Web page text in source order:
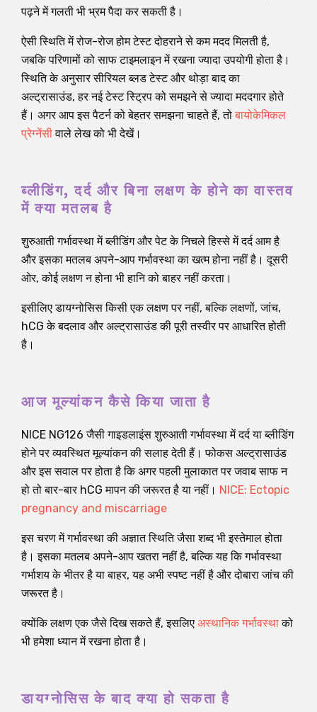
पढ़ने में गलती भी भ्रम पैदा कर सकती है।
ऐसी स्थिति में रोज-रोज होम टेस्ट दोहराने से कम मदद मिलती है,
जबकि परिणामों को साफ टाइमलाइन में रखना ज्यादा उपयोगी होता है।
स्थिति के अनुसार सीरियल ब्लड टेस्ट और थोड़ा बाद का
अल्ट्रासाउंड, हर नई टेस्ट स्ट्रिप को समझने से ज्यादा मददगार होते
हैं। अगर आप इस पैटर्न को बेहतर समझना चाहते हैं, तो बायोकेमिकल
प्रेग्नेंसीवाले लेख को भी देखें।
ब्लीडिंग, दर्द और बिना लक्षण के होने का वास्तव
में क्या मतलब है
शुरुआती गर्भावस्था में ब्लीडिंग और पेट के निचले हिस्से में दर्द आम है
और इसका मतलब अपने-आप गर्भावस्था का खत्म होना नहीं है। दूसरी
ओर, कोई लक्षण न होना भी हानि को बाहर नहीं करता।
इसीलिए डायग्नोसिस किसी एक लक्षण पर नहीं, बल्कि लक्षणों, जांच,
hCG के बदलाव और अल्ट्रासाउंड की पूरी तस्वीर पर आधारित होती
है।
आज मूल्यांकन कैसे किया जाता है
NICE NG126 जैसी गाइडलाइंस शुरुआती गर्भावस्था में दर्द या ब्लीडिंग
होने पर व्यवस्थित मूल्यांकन की सलाह देती हैं। फोकस अल्ट्रासाउंड
और इस सवाल पर होता है कि अगर पहली मुलाकात पर जवाब साफ न
हो तो बार-बार hCG मापन की जरूरत है या नहीं। NICE: Ectopic
pregnancy and miscarriage
इस चरण में गर्भावस्था की अज्ञात स्थिति जैसा शब्द भी इस्तेमाल होता
है। इसका मतलब अपने-आप खतरा नहीं है, बल्कि यह कि गर्भावस्था
गर्भाशय के भीतर है या बाहर, यह अभी स्पष्ट नहीं है और दोबारा जांच की
जरूरत है।
क्योंकि लक्षण एक जैसे दिख सकते हैं, इसलिए अस्थानिक गर्भावस्थाको
भी हमेशा ध्यान में रखना होता है।
डायग्नोसिस के बाद क्या हो सकता है